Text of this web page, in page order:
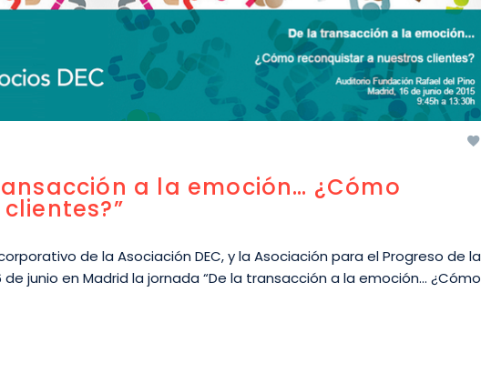
a la emoción… ¿Cómo
de la Asociación DEC, y la Asociación para el Progreso de la
junio en Madrid la jornada “De la transacción a la emoción… ¿Cómo